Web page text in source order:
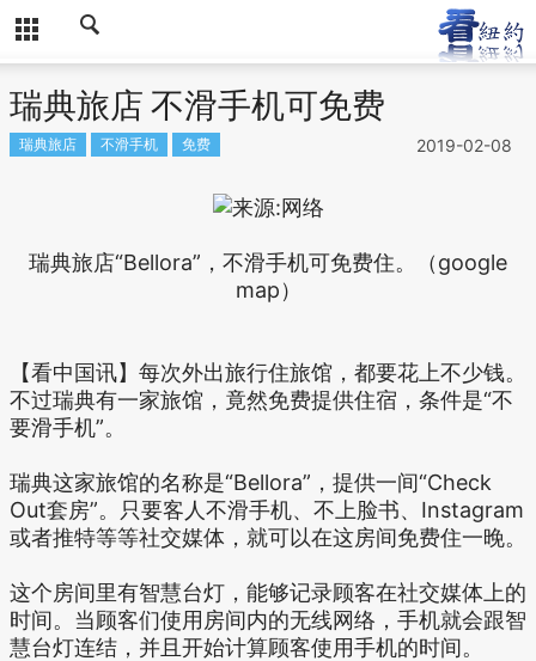
瑞典旅店 不滑手机可免费
2019-02-08
瑞典旅店 不滑手机 免费
瑞典旅店“Bellora”，不滑手机可免费住。（google
map）
【看中国讯】每次外出旅行住旅馆，都要花上不少钱。
不过瑞典有一家旅馆，竟然免费提供住宿，条件是“不
要滑手机”。
瑞典这家旅馆的名称是“Bellora”，提供一间“Check
Out套房”。只要客人不滑手机、不上脸书、Instagram
或者推特等等社交媒体，就可以在这房间免费住一晚。
这个房间里有智慧台灯，能够记录顾客在社交媒体上的
时间。当顾客们使用房间内的无线网络，手机就会跟智
慧台灯连结，并且开始计算顾客使用手机的时间。